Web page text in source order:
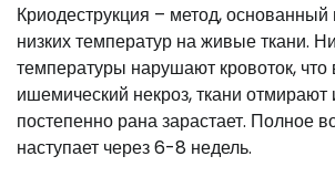
Криодеструкция – метод, основанный
низких температур на живые ткани.
температуры нарушают кровоток,
ишемический некроз, ткани отмирают
постепенно рана зарастает. Полное
наступает через 6-8 недель.